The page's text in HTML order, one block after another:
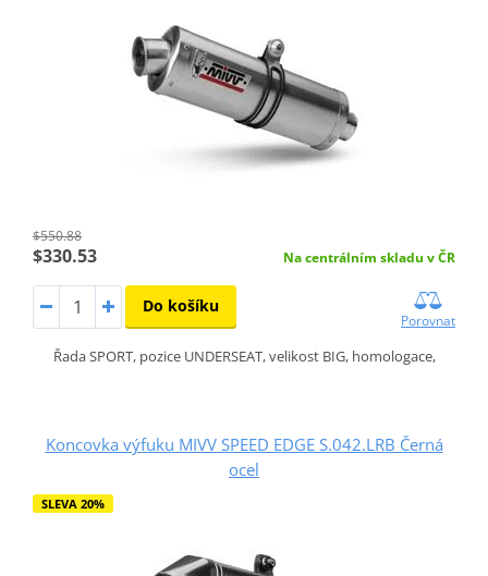
$550.88
$330.53 Na centrálním skladu v ČR
Do košíku
Porovnat
Řada SPORT, pozice UNDERSEAT, velikost BIG, homologace,
Koncovka výfuku MIVV SPEED EDGE S.042.LRB Černá
ocel
SLEVA 20%